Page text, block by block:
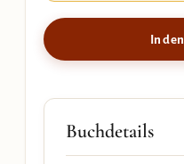
In
Buchdetails